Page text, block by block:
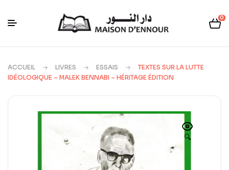
0
ACCUEIL LIVRES ESSAIS
TEXTES SUR LA LUTTE
IDÉOLOGIQUE – MALEK BENNABI – HÉRITAGE ÉDITION
🔍